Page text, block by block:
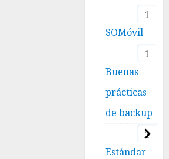
1
SOMóvil
1
Buenas
prácticas
de backup
1
Estándar